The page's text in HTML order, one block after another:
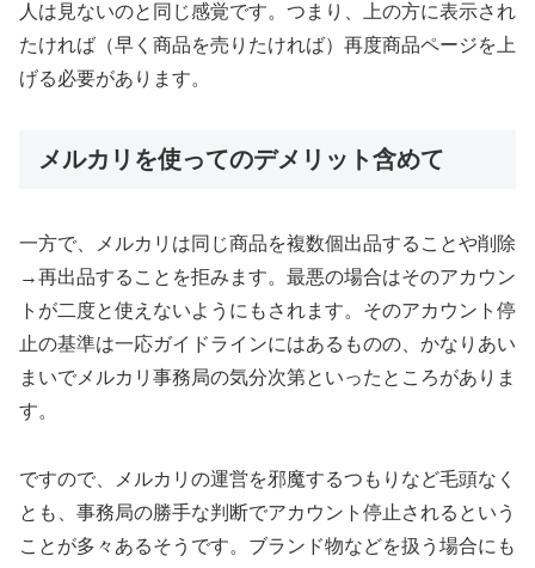
人は見ないのと同じ感覚です。つまり、上の方に表示され
たければ（早く商品を売りたければ）再度商品ページを上
げる必要があります。
メルカリを使ってのデメリット含めて
一方で、メルカリは同じ商品を複数個出品することや削除
→再出品することを拒みます。最悪の場合はそのアカウン
トが二度と使えないようにもされます。そのアカウント停
止の基準は一応ガイドラインにはあるものの、かなりあい
まいでメルカリ事務局の気分次第といったところがありま
す。
ですので、メルカリの運営を邪魔するつもりなど毛頭なく
とも、事務局の勝手な判断でアカウント停止されるという
ことが多々あるそうです。ブランド物などを扱う場合にも